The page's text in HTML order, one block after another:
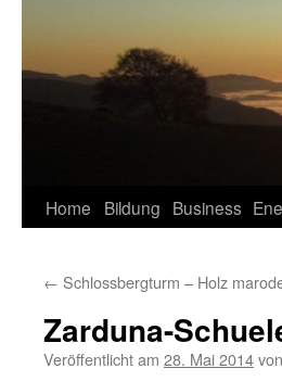
Home Bildung Business
← Schlossbergturm – Holz
Zarduna-
Veröffentlicht am 28. Mai 2014von